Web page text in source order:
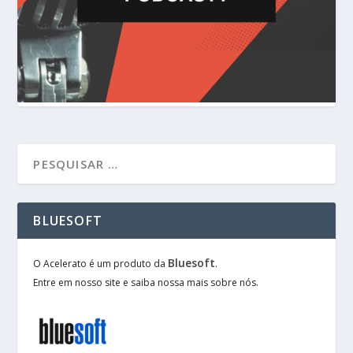
BLUESOFT
O Acelerato é um produto da Bluesoft.
Entre em nosso site e saiba nossa mais sobre nós.